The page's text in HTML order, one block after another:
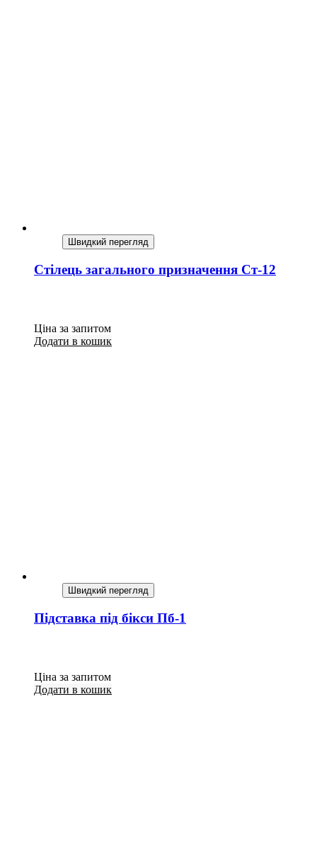
Швидкий перегляд
Стілець загального призначення Ст-12
Ціна за запитом
Додати в кошик
Швидкий перегляд
Підставка під бікси Пб-1
Ціна за запитом
Додати в кошик